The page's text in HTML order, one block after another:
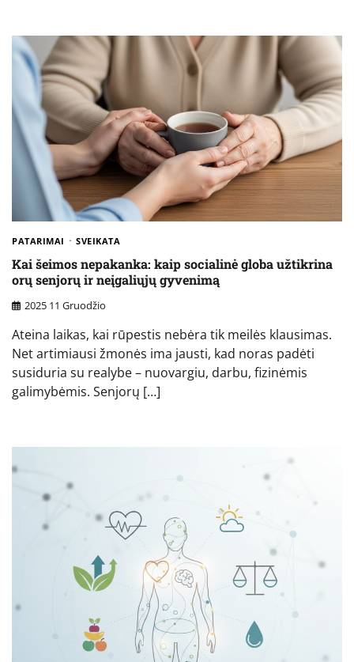
PATARIMAI SVEIKATA
Kai šeimos nepakanka: kaip socialinė globa užtikrina
orų senjorų ir neįgaliųjų gyvenimą
2025 11 Gruodžio
Ateina laikas, kai rūpestis nebėra tik meilės klausimas.
Net artimiausi žmonės ima jausti, kad noras padėti
susiduria su realybe – nuovargiu, darbu, fizinėmis
galimybėmis. Senjorų […]